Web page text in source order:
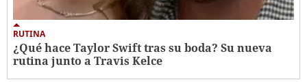
RUTINA
¿Qué hace Taylor Swift tras su boda? Su nueva
rutina junto a Travis Kelce